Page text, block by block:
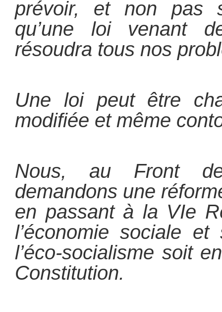
prévoir, et non pas
qu’une loi venant
résoudra tous nos
Une loi peut être
modifiée et même
Nous, au Front
demandons une
en passant à la VIe
l’économie sociale
l’éco-socialisme soit
Constitution.